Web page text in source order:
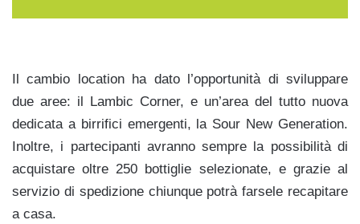
Il cambio location ha dato l’opportunità di sviluppare
due aree: il Lambic Corner, e un’area del tutto nuova
dedicata a birrifici emergenti, la Sour New Generation.
Inoltre, i partecipanti avranno sempre la possibilità di
acquistare oltre 250 bottiglie selezionate, e grazie al
servizio di spedizione chiunque potrà farsele recapitare
a casa.